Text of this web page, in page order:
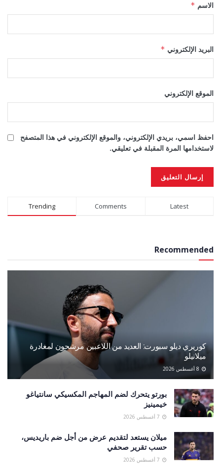
الاسم *
البريد الإلكتروني *
الموقع الإلكتروني
احفظ اسمي، بريدي الإلكتروني، والموقع الإلكتروني في هذا المتصفح
لاستخدامها المرة المقبلة في تعليقي.
Alternative:
Trending Comments Latest
Recommended
كوريري ديلو سبورت: العديد من اللاعبين مرشحون لمغادرة
ميلانيلو
بورتو يتحرك لضم المهاجم المكسيكي سانتياغو
خيمينيز
ميلان يستعد لتقديم عرض من أجل ضم باريديس،
حسب تقرير صحفي